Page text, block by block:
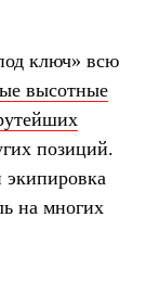
ключ» всю
высотные
позиций.
на многих